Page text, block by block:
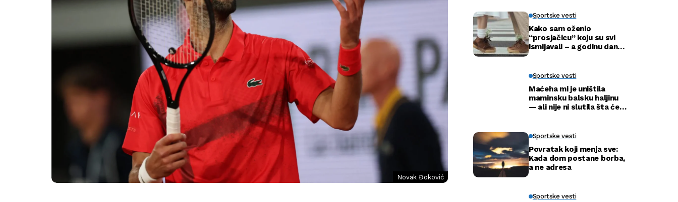
Novak Đoković
Sportske vesti
Kako sam oženio
“prosjačicu” koju su svi
ismijavali – a godinu dana
Sportske vesti
Maćeha mi je uništila
maminsku balsku haljinu
— ali nije ni slutila šta će
Sportske vesti
Povratak koji menja sve:
Kada dom postane borba,
a ne adresa
Sportske vesti